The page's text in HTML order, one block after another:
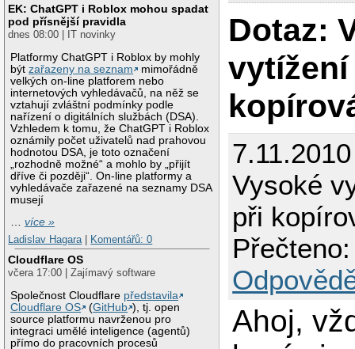
EK: ChatGPT i Roblox mohou spadat
pod přísnější pravidla
dnes 08:00 | IT novinky
Platformy ChatGPT i Roblox by mohly
býtzařazeny na seznam
mimořádně
velkých on-line platforem nebo
internetových vyhledávačů, na něž se
vztahují zvláštní podmínky podle
nařízení o digitálních službách (DSA).
Vzhledem k tomu, že ChatGPT i Roblox
oznámily počet uživatelů nad prahovou
hodnotou DSA, je toto označení
„rozhodně možné“ a mohlo by „přijít
dříve či později“. On-line platformy a
vyhledávače zařazené na seznamy DSA
musejí
…více »
Ladislav Hagara
Komentářů: 0
Cloudflare OS
včera 17:00 | Zajímavý software
Společnost Cloudflare představila
Cloudflare OS
(GitHub ), tj. open
source platformu navrženou pro
integraci umělé inteligence (agentů)
přímo do pracovních procesů
Dotaz:
Vysoké
při
Ahoj,